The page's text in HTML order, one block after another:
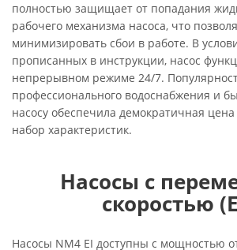
полностью защищает от попадания
рабочего механизма насоса, что
минимизировать сбои в работе. В
прописанных в инструкции, насос
непрерывном режиме 24/7.
профессионального водоснабжения и
насосу обеспечила демократичная
набор характеристик.
Насосы с
скоростью
Насосы NM4 EI доступны с мощностью